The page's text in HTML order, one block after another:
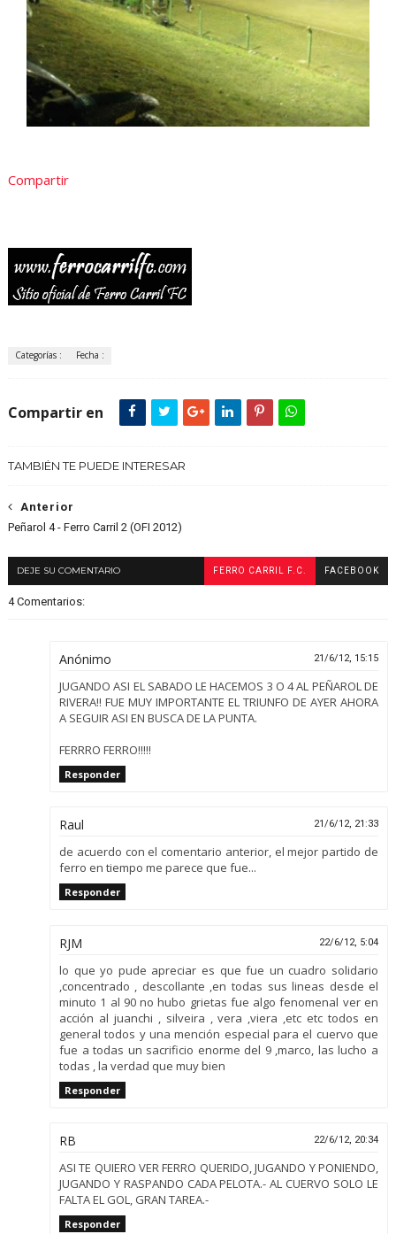
Compartir
Categorías : Fecha :
Compartir en
TAMBIÉN TE PUEDE INTERESAR
Anterior
Peñarol 4 - Ferro Carril 2 (OFI 2012)
DEJE SU COMENTARIO FERRO CARRIL F.C. FACEBOOK
4 Comentarios:
Anónimo 21/6/12, 15:15
JUGANDO ASI EL SABADO LE HACEMOS 3 O 4 AL PEÑAROL DE
RIVERA!! FUE MUY IMPORTANTE EL TRIUNFO DE AYER AHORA
A SEGUIR ASI EN BUSCA DE LA PUNTA.
FERRRO FERRO!!!!!
Responder
Raul 21/6/12, 21:33
de acuerdo con el comentario anterior, el mejor partido de
ferro en tiempo me parece que fue...
Responder
RJM 22/6/12, 5:04
lo que yo pude apreciar es que fue un cuadro solidario
,concentrado , descollante ,en todas sus lineas desde el
minuto 1 al 90 no hubo grietas fue algo fenomenal ver en
acción al juanchi , silveira , vera ,viera ,etc etc todos en
general todos y una mención especial para el cuervo que
fue a todas un sacrificio enorme del 9 ,marco, las lucho a
todas , la verdad que muy bien
Responder
RB 22/6/12, 20:34
ASI TE QUIERO VER FERRO QUERIDO, JUGANDO Y PONIENDO,
JUGANDO Y RASPANDO CADA PELOTA.- AL CUERVO SOLO LE
FALTA EL GOL, GRAN TAREA.-
Responder